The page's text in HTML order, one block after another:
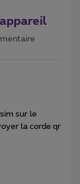
sur le
la corde qr